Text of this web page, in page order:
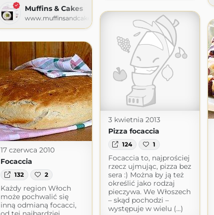
Muffins & Cakes
www.muffinsandcakes.com
3 kwietnia 2013
Pizza focaccia
124 1
Focaccia to, najprościej
rzecz ujmując, pizza bez
sera :) Można by ją też
określić jako rodzaj
pieczywa. We Włoszech
– skąd pochodzi –
występuje w wielu (...)
17 czerwca 2010
Focaccia
132 2
Każdy region Włoch
może pochwalić się
inną odmianą focacci,